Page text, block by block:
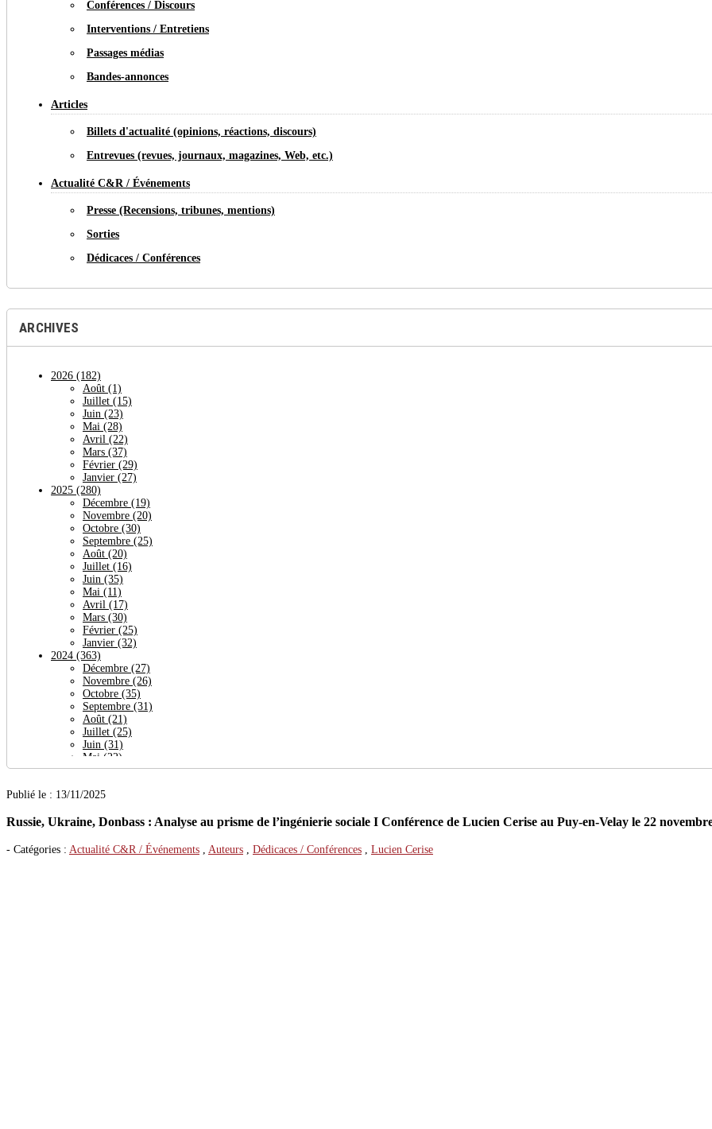
Conférences / Discours
Interventions / Entretiens
Passages médias
Bandes-annonces
Articles
Billets d'actualité (opinions, réactions, discours)
Entrevues (revues, journaux, magazines, Web, etc.)
Actualité C&R / Événements
Presse (Recensions, tribunes, mentions)
Sorties
Dédicaces / Conférences
ARCHIVES
2026 (182)
Août (1)
Juillet (15)
Juin (23)
Mai (28)
Avril (22)
Mars (37)
Février (29)
Janvier (27)
2025 (280)
Décembre (19)
Novembre (20)
Octobre (30)
Septembre (25)
Août (20)
Juillet (16)
Juin (35)
Mai (11)
Avril (17)
Mars (30)
Février (25)
Janvier (32)
2024 (363)
Décembre (27)
Novembre (26)
Octobre (35)
Septembre (31)
Août (21)
Juillet (25)
Juin (31)
Mai (22)
Avril(64)
Février
2023(377)
Novembre(38)
Publié le : 13/11/2025
Russie, Ukraine, Donbass : Analyse au prisme de l’ingénierie sociale I Conférence de Lucien Cerise au Puy-en-Velay le 22
- Catégories : Actualité C&R / Événements Auteurs Dédicaces / Conférences Lucien Cerise